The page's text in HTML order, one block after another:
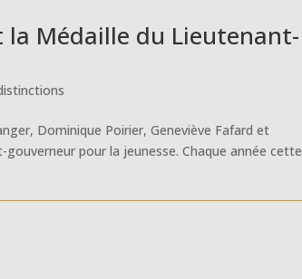
la Médaille du Lieutenant-
Dominique Poirier, Geneviève Fafard et
pour la jeunesse. Chaque année cette